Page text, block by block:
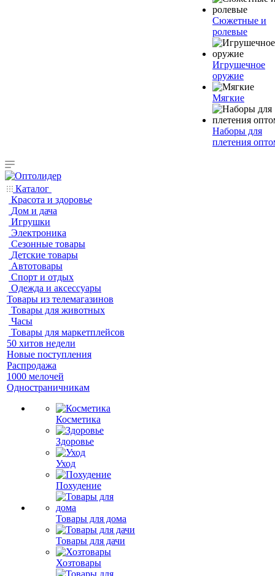
Сюжетные и
ролевые
Игрушечное
оружие
Мягкие
Наборы для
плетения
Каталог
Красота и здоровье
Дом и дача
Игрушки
Электроника
Сезонные товары
Детские товары
Автотовары
Спорт и отдых
Одежда и аксессуары
Товары из телемагазинов
Товары для животных
Часы
Товары для маркетплейсов
50 хитов недели
Новые поступления
Распродажа
1000 мелочей
Одностраничникам
Косметика
Здоровье
Уход
Похудение
Товары для дома
Товары для дачи
Хозтовары